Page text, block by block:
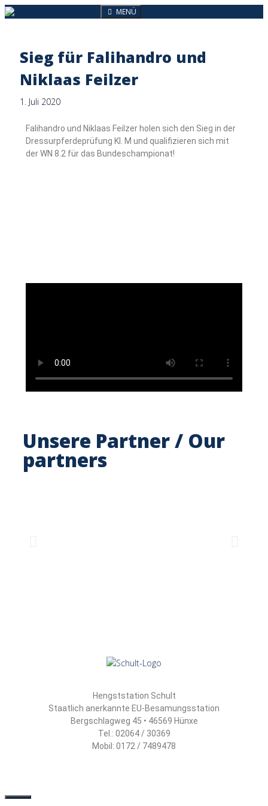
MENÜ
Sieg für Falihandro und
Niklaas Feilzer
1. Juli 2020
Falihandro und Niklaas Feilzer holen sich den Sieg in der
Dressurpferdeprüfung Kl. M und qualifizieren sich mit
der WN 8.2 für das Bundeschampionat!
Unsere Partner / Our
partners
Hengststation Schult
Staatlich anerkannte EU-Besamungsstation
Bergschlagweg 45 • 46569 Hünxe
Tel.: 02064 / 30369
Mobil: 0172 / 7489478